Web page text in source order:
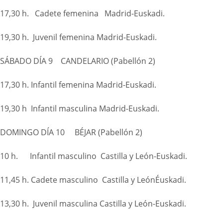
17,30 h. Cadete femenina Madrid-Euskadi.
19,30 h. Juvenil femenina Madrid-Euskadi.
SÁBADO DÍA 9 CANDELARIO (Pabellón 2)
17,30 h. Infantil femenina Madrid-Euskadi.
19,30 h Infantil masculina Madrid-Euskadi.
DOMINGO DÍA 10 BÉJAR (Pabellón 2)
10 h. Infantil masculino Castilla y León-Euskadi.
11,45 h. Cadete masculino Castilla y LeónÉuskadi.
13,30 h. Juvenil masculina Castilla y León-Euskadi.